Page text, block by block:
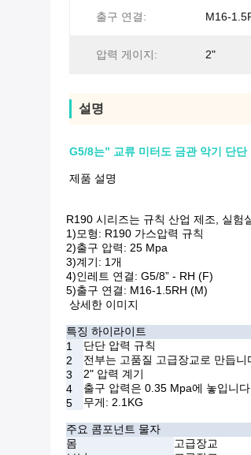
출구 연결: M16-
압력 게이지: 2"
설명
G5/8는” 교류 미터도 금관 악기 단
제품 설명
R190 시리즈는 규칙 산업 제조, 실험
1)모형: R190 가스압력 규칙
2)출구 압력: 25 Mpa
3)계기: 1개
4)인레트 연결: G5/8” - RH (F)
5)출구 연결: M16-1.5RH (M)
상세한 이미지
특징 하이라이트
1
단단 압력 규칙
2
전부는 고품질 고급장교로 만듭니
3
2" 압력 계기
4
출구 압력은 0.35 Mpa에 놓입니다
5
무게: 2.1KG
주요 콤포넌트 물자
몸
고급장교